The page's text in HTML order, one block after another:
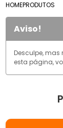
HOMEPRODUTOS
Aviso!
Desculpe,
esta página,